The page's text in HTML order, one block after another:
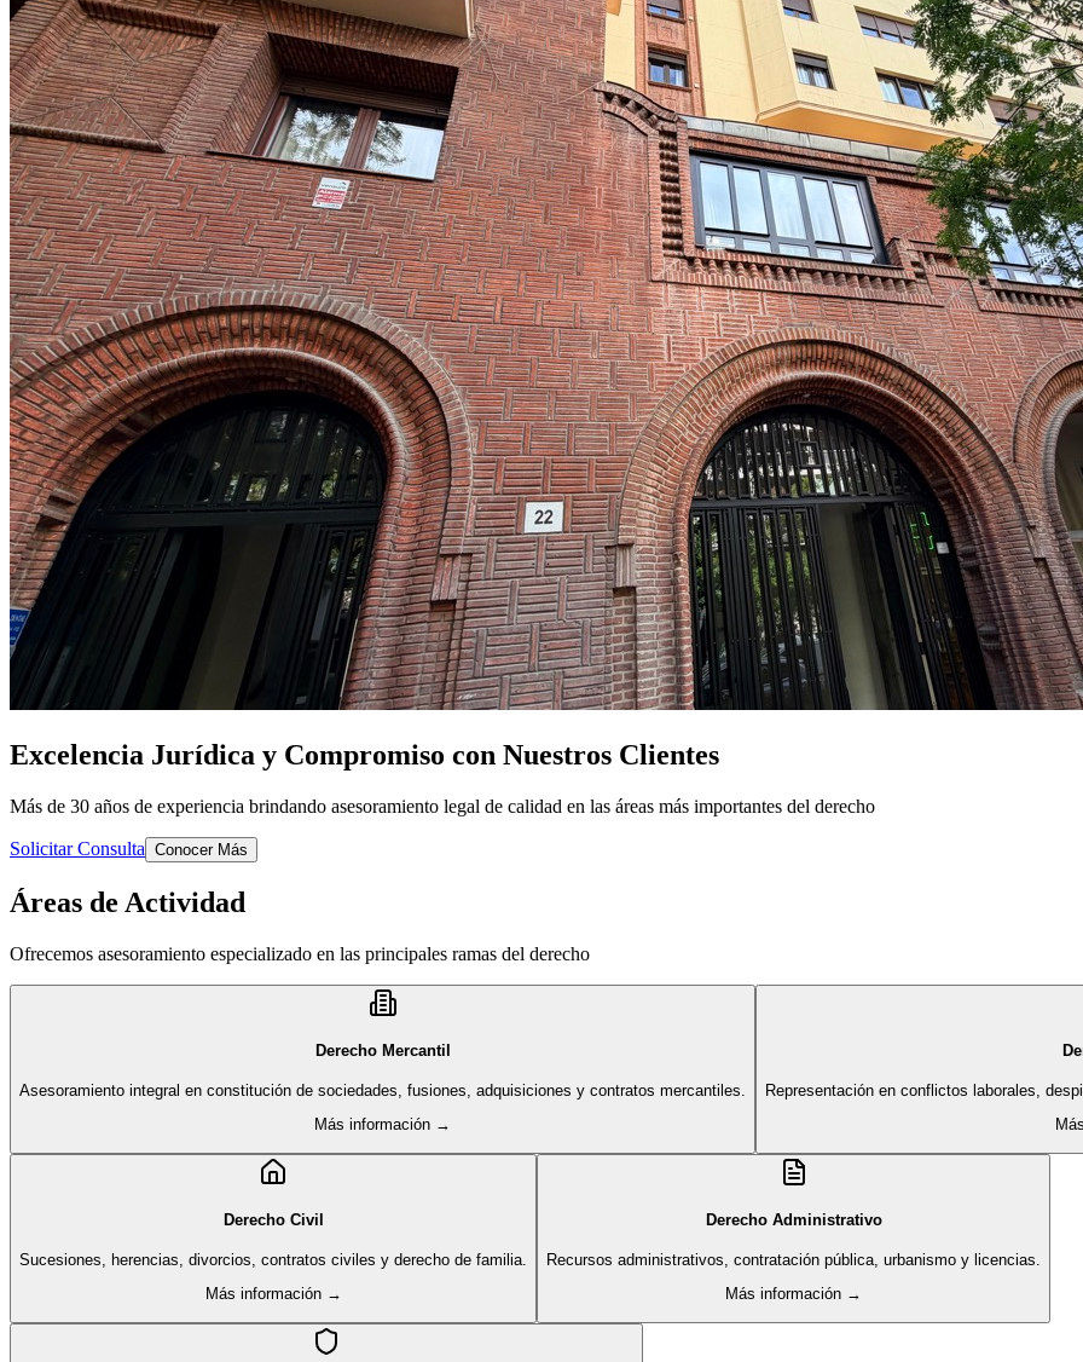
Excelencia Jurídica y Compromiso con Nuestros Clientes
Más de 30 años de experiencia brindando asesoramiento legal de calidad en las áreas más importantes del derecho
Solicitar Consulta Conocer Más
Áreas de Actividad
Ofrecemos asesoramiento especializado en las principales ramas del derecho
Derecho Mercantil
Asesoramiento integral en constitución de sociedades, fusiones, adquisiciones y contratos mercantiles.
Más información →
Representación en conflictos laborales,
Derecho Civil
Sucesiones, herencias, divorcios, contratos civiles y derecho de familia.
Más información →
Derecho Administrativo
Recursos administrativos, contratación pública, urbanismo y licencias.
Más información →